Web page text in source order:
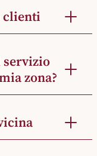
clienti
servizio
zona?